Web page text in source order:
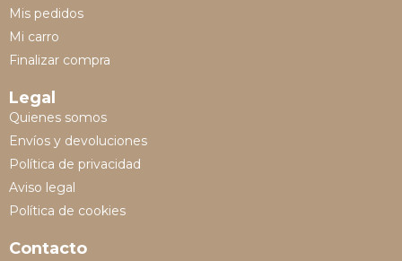
Mis pedidos
Mi carro
Finalizar compra
Legal
Quienes somos
Envíos y devoluciones
Política de privacidad
Aviso legal
Política de cookies
Contacto